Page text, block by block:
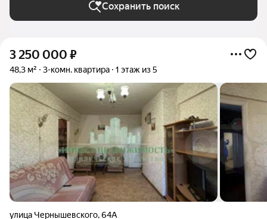
Сохранить поиск
3 250 000 ₽
48,3 м² 3-комн. квартира 1 этаж из 5
улица Чернышевского,64А